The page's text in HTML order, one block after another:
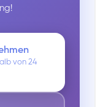
von 24